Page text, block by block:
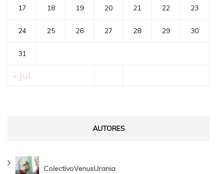
17 18 19 20 21 22 23
24 25 26 27 28 29 30
31
« Jul
AUTORES
ColectivoVenusUrania